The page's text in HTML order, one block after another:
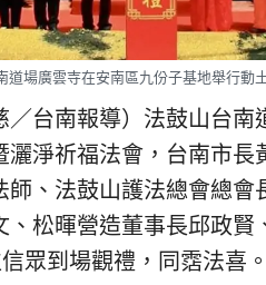
道場廣雲寺在安南區九份子基地舉行動
／台南報導）法鼓山台
灑淨祈福法會，台南市長
師、法鼓山護法總會總會
、松暉營造董事長邱政賢
眾到場觀禮，同霑法喜。